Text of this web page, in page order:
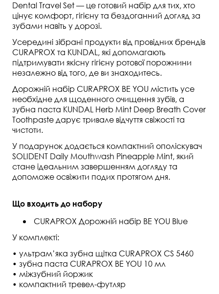
Dental Travel Set— це готовий набір для тих, хто
цінує комфорт, гігієну та бездоганний догляд за
зубами навіть у дорозі.
Усередині зібрані продукти від провідних брендів
CURAPROX та KUNDAL , які допомагають
підтримувати якісну гігієну ротової порожнини
незалежно від того, де ви знаходитесь.
Дорожній набір CURAPROX BE YOU містить усе
необхідне для щоденного очищення зубів, а
зубна паста KUNDAL Herb Mint Deep Breath Cover
Toothpaste дарує тривале відчуття свіжості та
чистоти.
У подарунок додається компактний ополіскувач
SOLIDENT Daily Mouthwash Pineapple Mint, який
стане ідеальним завершенням догляду та
допоможе освіжити подих протягом дня.
Що входить до набору
CURAPROX Дорожній набір BE YOU Blue
У комплекті:
• ультрам’яка зубна щітка CURAPROX CS 5460
• зубна паста CURAPROX BE YOU 10 мл
• міжзубний йоржик
• компактний тревел-футляр